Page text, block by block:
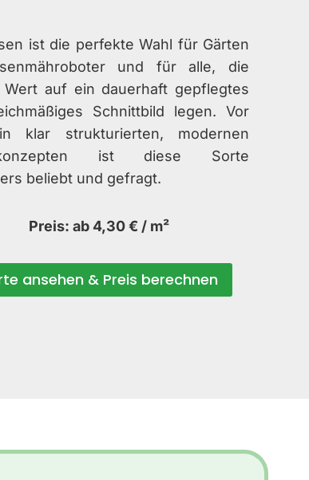
ist die perfekte Wahl für Gärten
und für alle, die
Wert auf ein dauerhaft gepflegtes
Schnittbild legen. Vor
klar strukturierten, modernen
ist diese Sorte
beliebt und gefragt.
Preis: ab 4,30 € / m²
ansehen & Preis berechnen